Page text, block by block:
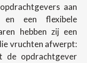
aan
en een flexibele
hebben zij een
vruchten afwerpt:
de opdrachtgever